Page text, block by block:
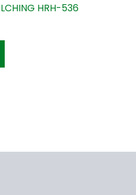
HRH-536